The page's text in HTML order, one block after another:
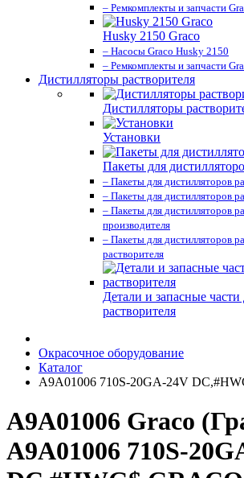
– Ремкомплекты и запчасти
Husky 2150 Graco
– Насосы Graco Husky 2150
– Ремкомплекты и запчасти
Дистилляторы растворителя
Дистилляторы
Установки
Пакеты для
– Пакеты для дистилляторов
– Пакеты для дистилляторов
– Пакеты для дистилляторов
производителя
– Пакеты для дистилляторов
растворителя
Детали и запасные части
растворителя
Окрасочное оборудование
Каталог
A9A01006 710S-20GA-24V
A9A01006 Graco
A9A01006 710S-